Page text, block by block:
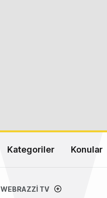
Kategoriler Konular
WEBRAZZI TV